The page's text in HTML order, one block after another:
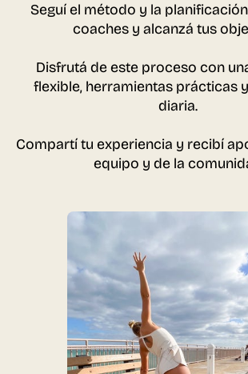
Seguí el método y la
coaches y alcanzá tus
Disfrutá de este proceso con
flexible, herramientas prácticas
diaria.
Compartí tu experiencia y recibí
equipo y de la